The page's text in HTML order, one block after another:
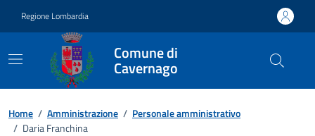
Regione Lombardia
Comune di
Cavernago
Home / Amministrazione / Personale amministrativo
/ Daria Franchina